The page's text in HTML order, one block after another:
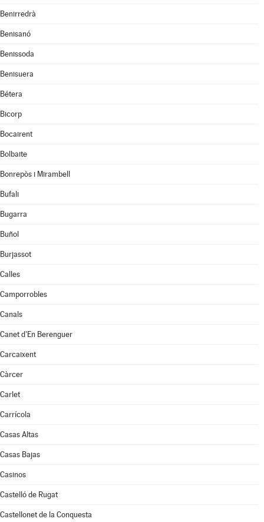
Benirredrà
Benisanó
Benissoda
Benisuera
Bétera
Bicorp
Bocairent
Bolbaite
Bonrepòs i Mirambell
Bufali
Bugarra
Buñol
Burjassot
Calles
Camporrobles
Canals
Canet d'En Berenguer
Carcaixent
Càrcer
Carlet
Carrícola
Casas Altas
Casas Bajas
Casinos
Castelló de Rugat
Castellonet de la Conquesta